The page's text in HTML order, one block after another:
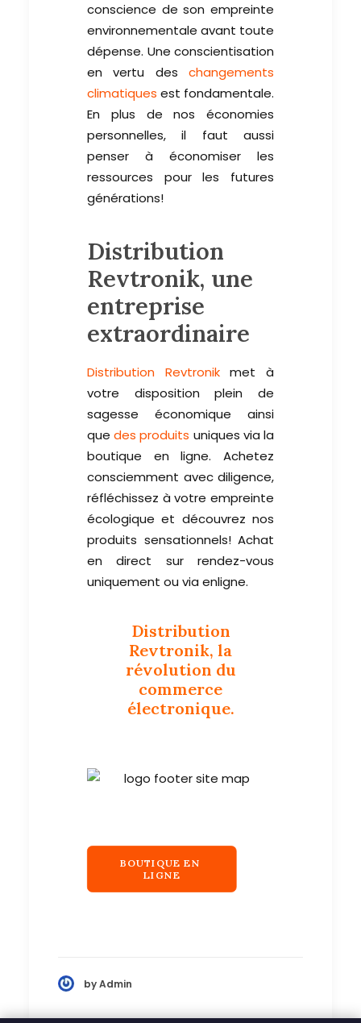
conscience de son empreinte
environnementale avant toute
dépense. Une conscientisation
en vertu des changements
climatiques est fondamentale.
En plus de nos économies
personnelles, il faut aussi
penser à économiser les
ressources pour les futures
générations!
Distribution
Revtronik, une
entreprise
extraordinaire
Distribution Revtronikmet à
votre disposition plein de
sagesse économique ainsi
quedes produits uniques via la
boutique en ligne. Achetez
consciemment avec diligence,
réfléchissez à votre empreinte
écologique et découvrez nos
produits sensationnels! Achat
en direct sur rendez-vous
uniquement ou via enligne.
Distribution
Revtronik, la
révolution du
commerce
électronique.
BOUTIQUE EN
LIGNE
by Admin